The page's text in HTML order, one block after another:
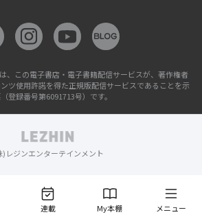
連載 My本棚 メニュー
、この電子書店・電子書籍配信サービスが、著作権者
ツ使用許諾を得た正規版配信サービスであることを示
登録番号第6091713号）です。
)レジンエンターテインメント